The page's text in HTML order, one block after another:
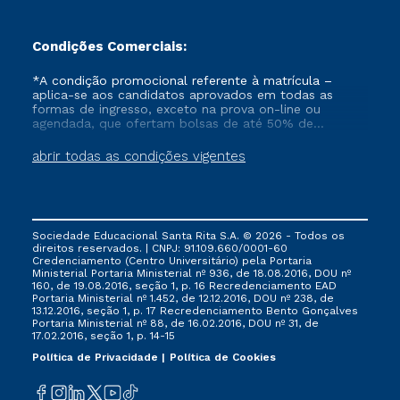
Condições Comerciais:
abrir todas as condições vigentes
*A condição promocional referente à matrícula –
aplica-se aos candidatos aprovados em todas as
formas de ingresso, exceto na prova on-line ou
agendada, que ofertam bolsas de até 50% de
que ainda não tenham efetivado e/ou não tenham
cancelado ou trancado sua matrícula em uma das
FIES, Prouni e outros programas governamentais, e
não se acumula com nenhuma outra campanha
ofertada pela Instituição.
Sociedade Educacional Santa Rita S.A. © 2026 - Todos os
direitos reservados. | CNPJ: 91.109.660/0001-60
Credenciamento (Centro Universitário) pela Portaria
Ministerial Portaria Ministerial nº 936, de 18.08.2016, DOU nº
160, de 19.08.2016, seção 1, p. 16 Recredenciamento EAD
Portaria Ministerial nº 1.452, de 12.12.2016, DOU nº 238, de
13.12.2016, seção 1, p. 17 Recredenciamento Bento Gonçalves
Portaria Ministerial nº 88, de 16.02.2016, DOU nº 31, de
17.02.2016, seção 1, p. 14-15
Política de Privacidade
Política de Cookies